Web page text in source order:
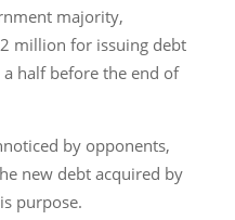
majority,
million for issuing debt
half before the end of
by opponents,
new debt acquired by
purpose.